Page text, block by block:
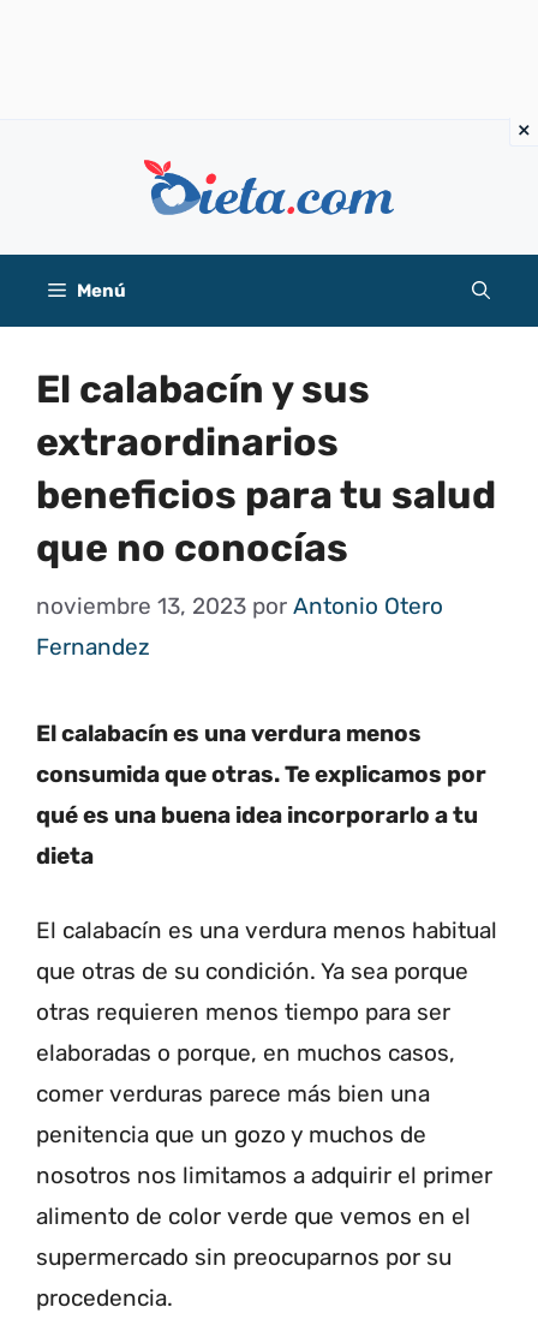
Menú
El calabacín y sus
extraordinarios
beneficios para tu salud
que no conocías
noviembre 13, 2023 por Antonio Otero
Fernandez
El calabacín es una verdura menos
consumida que otras. Te explicamos por
qué es una buena idea incorporarlo a tu
dieta
El calabacín es una verdura menos habitual
que otras de su condición. Ya sea porque
otras requieren menos tiempo para ser
elaboradas o porque, en muchos casos,
comer verduras parece más bien una
penitencia que un gozo y muchos de
nosotros nos limitamos a adquirir el primer
alimento de color verde que vemos en el
supermercado sin preocuparnos por su
procedencia.